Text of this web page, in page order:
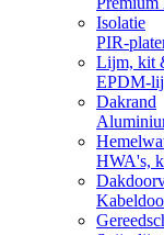
Isolatie
PIR-
Lijm, kit
EPDM-
Dakrand
HWA's,